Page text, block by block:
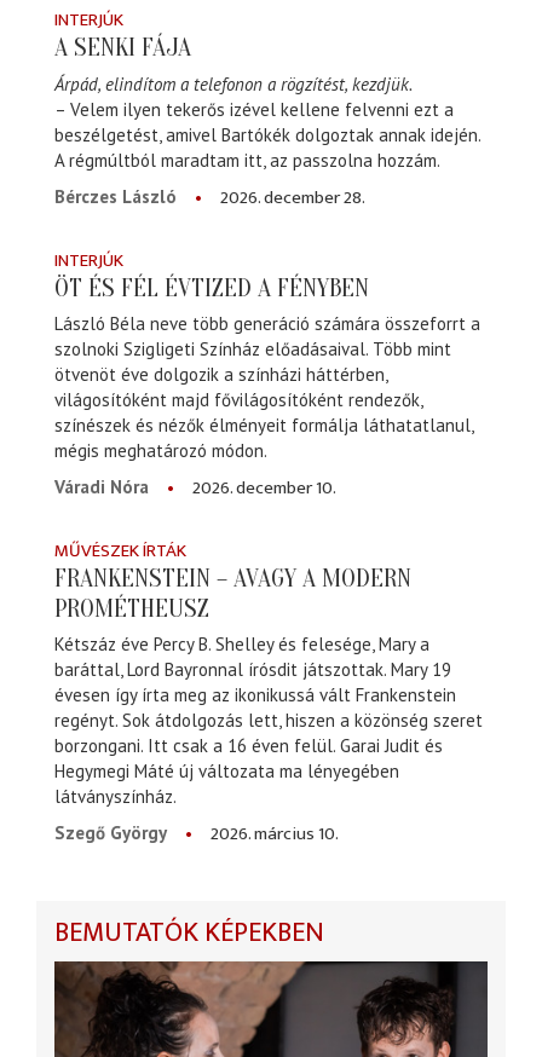
INTERJÚK
A SENKI FÁJA
Árpád, elindítom a telefonon a rögzítést, kezdjük.
– Velem ilyen tekerős izével kellene felvenni ezt a
beszélgetést, amivel Bartókék dolgoztak annak idején.
A régmúltból maradtam itt, az passzolna hozzám.
Bérczes László
2026. december 28.
INTERJÚK
ÖT ÉS FÉL ÉVTIZED A FÉNYBEN
László Béla neve több generáció számára összeforrt a
szolnoki Szigligeti Színház előadásaival. Több mint
ötvenöt éve dolgozik a színházi háttérben,
világosítóként majd fővilágosítóként rendezők,
színészek és nézők élményeit formálja láthatatlanul,
mégis meghatározó módon.
Váradi Nóra
2026. december 10.
MŰVÉSZEK ÍRTÁK
FRANKENSTEIN – AVAGY A MODERN
PROMÉTHEUSZ
Kétszáz éve Percy B. Shelley és felesége, Mary a
baráttal, Lord Bayronnal írósdit játszottak. Mary 19
évesen így írta meg az ikonikussá vált Frankenstein
regényt. Sok átdolgozás lett, hiszen a közönség szeret
borzongani. Itt csak a 16 éven felül. Garai Judit és
Hegymegi Máté új változata ma lényegében
látványszínház.
Szegő György
2026. március 10.
BEMUTATÓK KÉPEKBEN